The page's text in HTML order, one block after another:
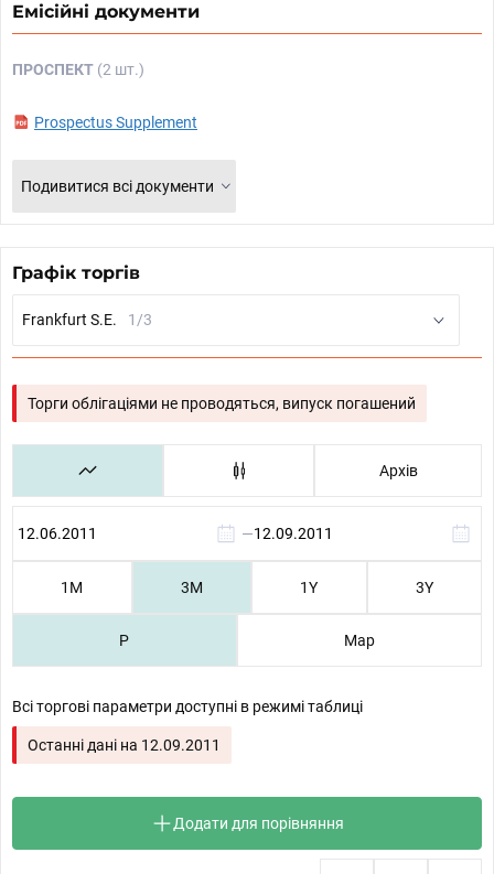
Емісійні документи
ПРОСПЕКТ (2 шт.)
Prospectus Supplement
Подивитися всі документи
Графік торгів
Frankfurt S.E. 1/3
Торги облігаціями не проводяться, випуск погашений
Архів
—
1М 3М 1Y 3Y
P Map
Всі торгові параметри доступні в режимі таблиці
Останні дані на 12.09.2011
Додати для порівняння